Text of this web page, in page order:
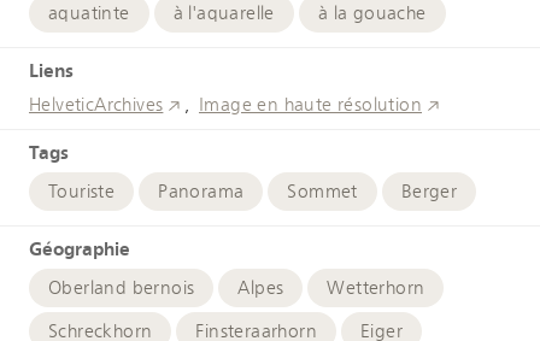
aquatinte à l'aquarelle à la gouache
Liens
HelveticArchives Image en haute résolution
Tags
Touriste Panorama Sommet Berger
Géographie
Oberland bernois Alpes
Wetterhorn
Schreckhorn
Finsteraarhorn
Eiger